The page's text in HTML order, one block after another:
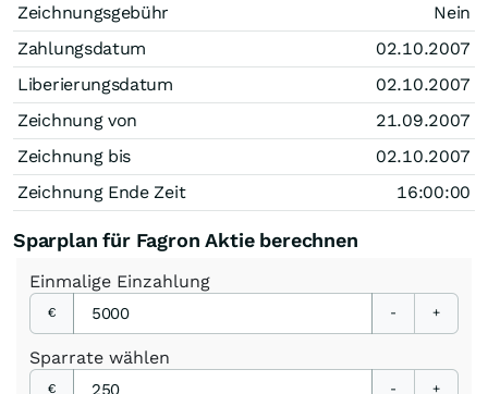
Zeichnungsgebühr
Nein
Zahlungsdatum
02.10.2007
Liberierungsdatum
02.10.2007
Zeichnung von
21.09.2007
Zeichnung bis
02.10.2007
Zeichnung Ende Zeit
16:00:00
Sparplan für Fagron Aktie berechnen
Einmalige Einzahlung
€ - +
Sparrate wählen
€ - +